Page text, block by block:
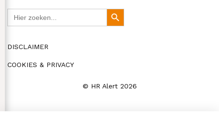
Zoekknop
DISCLAIMER
COOKIES & PRIVACY
© HR Alert 2026